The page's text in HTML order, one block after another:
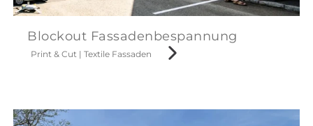
Blockout Fassadenbespannung
Print & Cut | Textile Fassaden